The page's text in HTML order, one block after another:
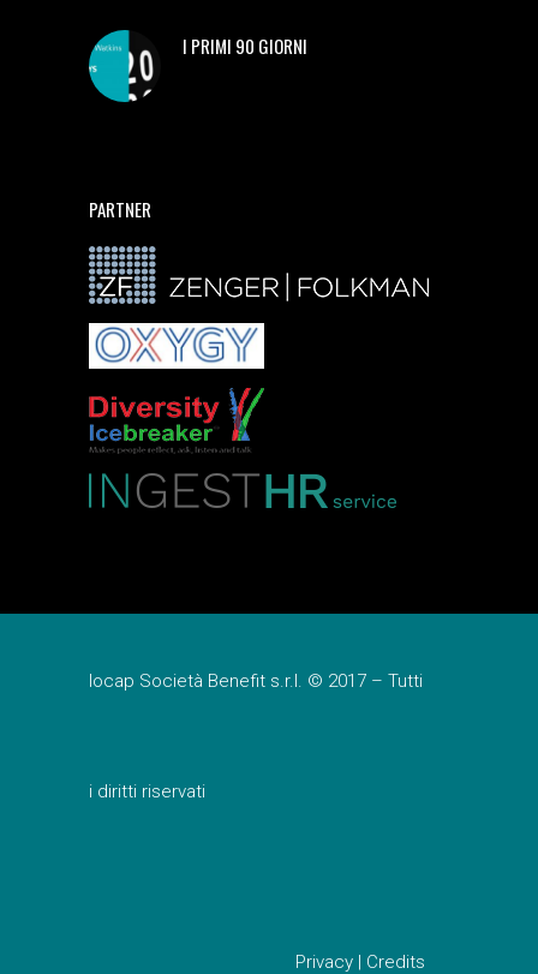
I PRIMI 90 GIORNI
PARTNER
Iocap Società Benefit s.r.l. © 2017 – Tutti
i diritti riservati
Privacy | Credits